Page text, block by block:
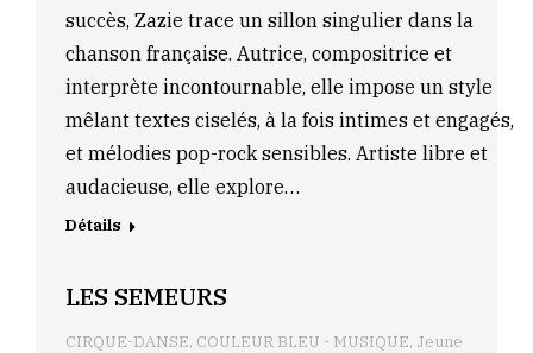
succès, Zazie trace un sillon singulier dans la
chanson française. Autrice, compositrice et
interprète incontournable, elle impose un style
mêlant textes ciselés, à la fois intimes et engagés,
et mélodies pop-rock sensibles. Artiste libre et
audacieuse, elle explore…
Détails
LES SEMEURS
CIRQUE-DANSE, COULEUR BLEU - MUSIQUE, Jeune